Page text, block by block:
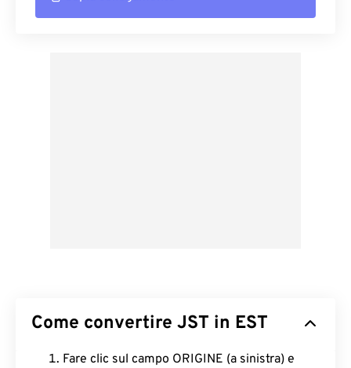
Come convertire JST in EST
Fare clic sul campo ORIGINE (a sinistra) e